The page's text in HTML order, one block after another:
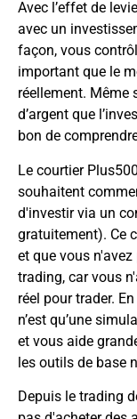
Avec l’effet de
avec un
façon, vous
important que le
réellement. Même
d’argent que
bon de
Le courtier
souhaitent
d'investir via un
gratuitement). Ce
et que vous
trading, car vous
réel pour trader.
n’est qu’une
et vous aide
les outils de base
Depuis le trading